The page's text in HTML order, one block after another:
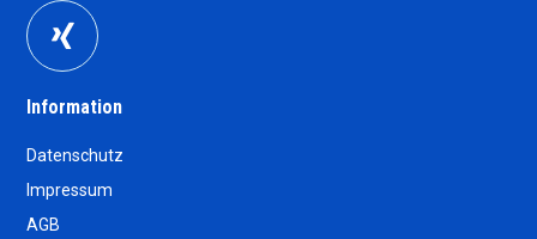
Information
Datenschutz
Impressum
AGB